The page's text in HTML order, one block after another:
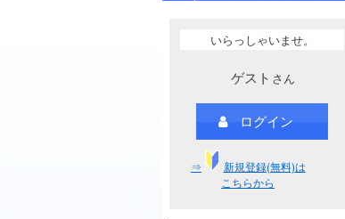
いらっしゃいませ。
ゲスト さん
ログイン
⇒
新規登録(無料)は
こちらから